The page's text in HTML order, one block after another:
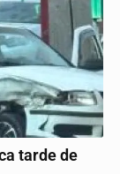
tarde de